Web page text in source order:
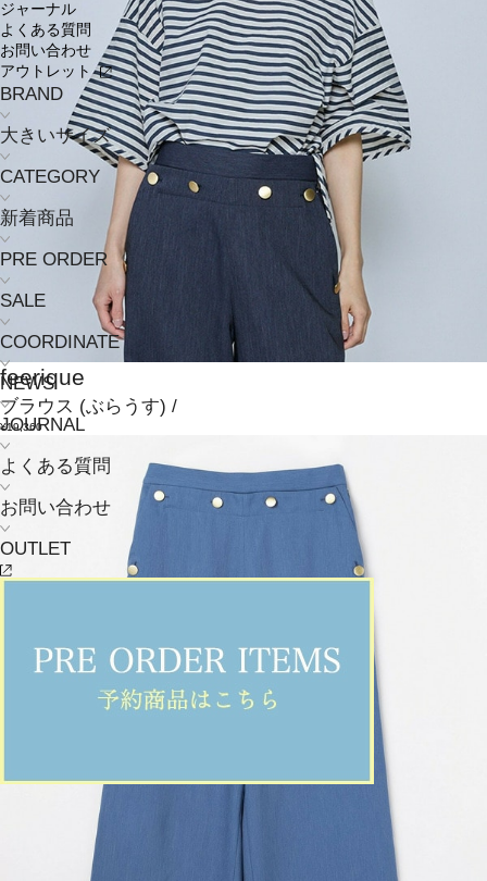
ジャーナル
よくある質問
お問い合わせ
アウトレット
BRAND
大きいサイズ
CATEGORY
新着商品
PRE ORDER
SALE
COORDINATE
NEWS
JOURNAL
よくある質問
お問い合わせ
OUTLET
feerique
ブラウス (ぶらうす) /
¥19,360